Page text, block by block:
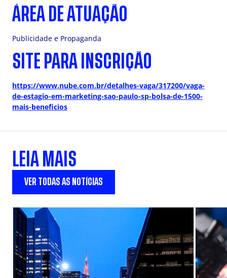
ÁREA DE ATUAÇÃO
Publicidade e Propaganda
SITE PARA INSCRIÇÃO
https://www.nube.com.br/detalhes-vaga/317200/vaga-
de-estagio-em-marketing-sao-paulo-sp-bolsa-de-1500-
mais-beneficios
LEIA MAIS
VER TODAS AS NOTÍCIAS